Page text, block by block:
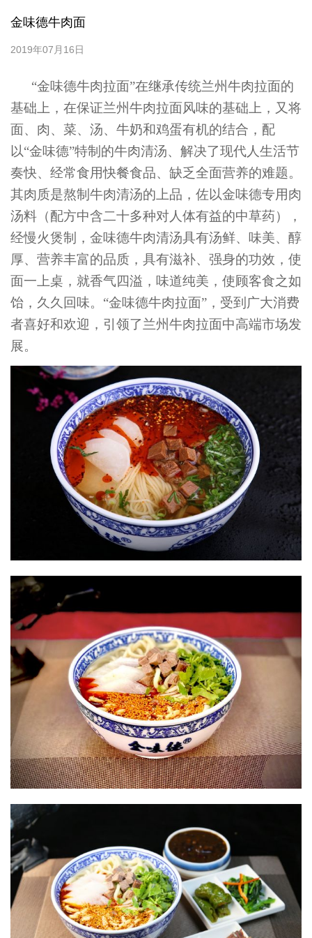
金味德牛肉面
2019年07月16日
“金味德牛肉拉面”在继承传统兰州牛肉拉面的
基础上，在保证兰州牛肉拉面风味的基础上，又将
面、肉、菜、汤、牛奶和鸡蛋有机的结合，配
以“金味德”特制的牛肉清汤、解决了现代人生活节
奏快、经常食用快餐食品、缺乏全面营养的难题。
其肉质是熬制牛肉清汤的上品，佐以金味德专用肉
汤料（配方中含二十多种对人体有益的中草药），
经慢火煲制，金味德牛肉清汤具有汤鲜、味美、醇
厚、营养丰富的品质，具有滋补、强身的功效，使
面一上桌，就香气四溢，味道纯美，使顾客食之如
饴，久久回味。“金味德牛肉拉面”，受到广大消费
者喜好和欢迎，引领了兰州牛肉拉面中高端市场发
展。